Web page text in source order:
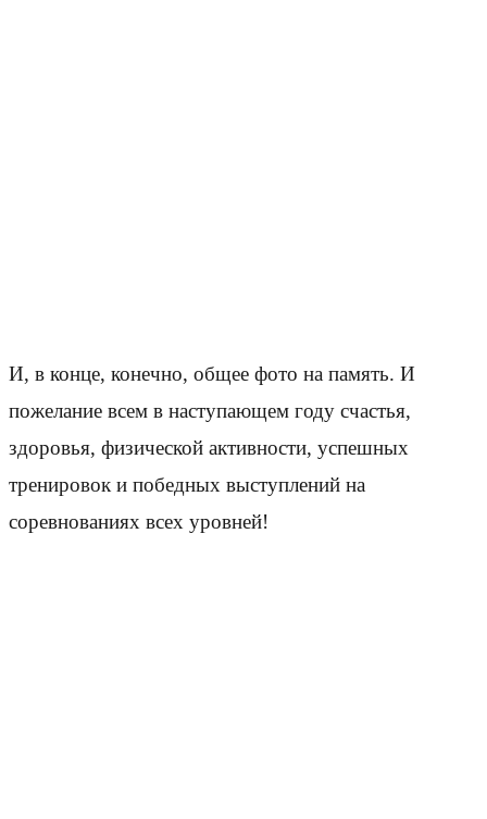
И, в конце, конечно, общее фото на память. И
пожелание всем в наступающем году счастья,
здоровья, физической активности, успешных
тренировок и победных выступлений на
соревнованиях всех уровней!